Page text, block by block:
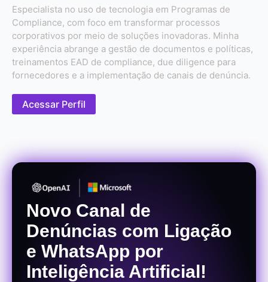
Especialista no uso de tecnologia em Programas de
Compliance, com foco em transformar processos
corporativos por meio de soluções inovadoras. Minha
experiência abrange a gestão de documentos e políticas,
treinamentos EAD de compliance, due diligence para
fornecedores e a implementação de canais de denúncia.
Acessar Perfil
Novo Canal de
Denúncias com Ligação
e WhatsApp por
Inteligência Artificial!